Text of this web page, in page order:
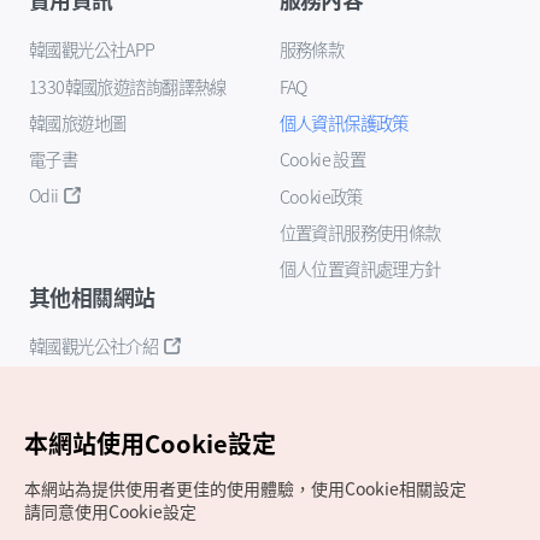
韓國觀光公社APP
1330韓國旅遊諮詢翻譯熱線
韓國旅遊地圖
電子書
Odii
服務條款
FAQ
個人資訊保護政策
Cookie 設置
Cookie政策
位置資訊服務使用條款
個人位置資訊處理方針
其他相關網站
韓國觀光公社介紹
本網站使用Cookie設定
本網站為提供使用者更佳的使用體驗，使用Cookie相關設定
請同意使用Cookie設定